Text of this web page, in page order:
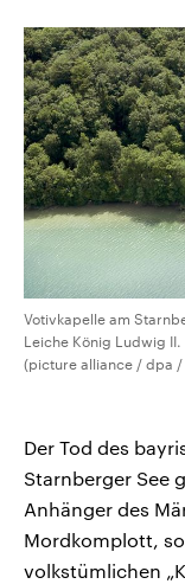
Votivkapelle am
Leiche König Ludwig
(picture alliance / dpa /
Der Tod des
Starnberger See
Anhänger des
Mordkomplott,
volkstümlichen